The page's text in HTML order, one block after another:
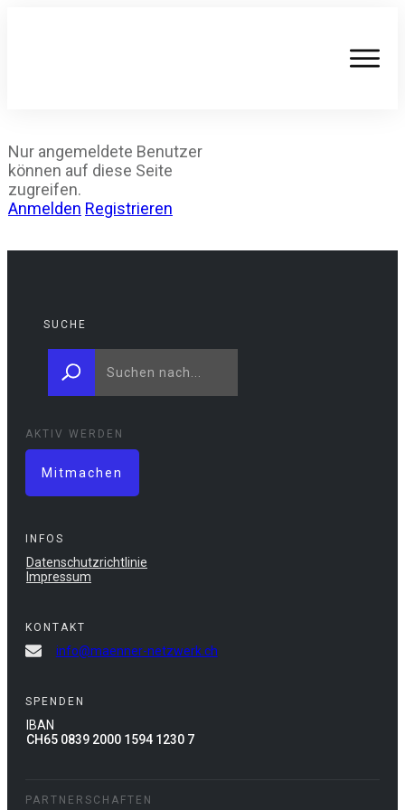
Nur angemeldete Benutzer
können auf diese Seite
zugreifen.
Anmelden Registrieren
SUCHE
AKTIV WERDEN
Mitmachen
INFOS
Datenschutzrichtlinie
Impressum
KONTAKT
info@maenner-netzwerk.ch
SPENDEN
IBAN
CH65 0839 2000 1594 1230 7
PARTNERSCHAFTEN